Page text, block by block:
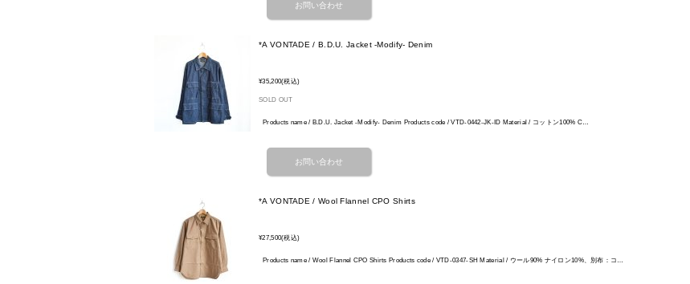
*A VONTADE / B.D.U. Jacket -Modify- Denim
¥35,200(税込)
SOLD OUT
Products name / B.D.U. Jacket -Modify- Denim Products code / VTD-0442-JK-ID Material / コットン100% C…
*A VONTADE / Wool Flannel CPO Shirts
¥27,500(税込)
Products name / Wool Flannel CPO Shirts Products code / VTD-0347-SH Material / ウール90% ナイロン10%、別布：コ…